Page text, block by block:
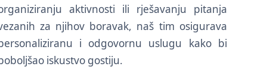
aktivnosti ili rješavanju pitanja
za njihov boravak, naš tim osigurava
i odgovornu uslugu kako bi
iskustvo gostiju.